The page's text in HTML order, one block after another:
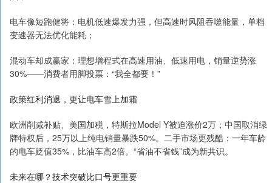
电车像短跑健将：电机低速爆发力强，但高速时风阻吞噬能量，单档
变速器无法优化能耗；
混动车却成赢家：理想增程式在高速用油、低速用电，销量逆势涨
30%——消费者用脚投票：“我全都要！”
政策红利消退，更让电车雪上加霜
欧洲削减补贴、美国加税，特斯拉Model Y被迫涨价2万；中国取消绿
牌特权后，25万以上纯电销量暴跌50%。二手市场更残酷：一年车龄
的电车贬值35%，比油车高2倍。“省油不省钱”成为新共识。
未来在哪？技术突破比口号更重要